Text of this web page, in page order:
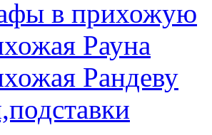
в прихожую
Рауна
Рандеву